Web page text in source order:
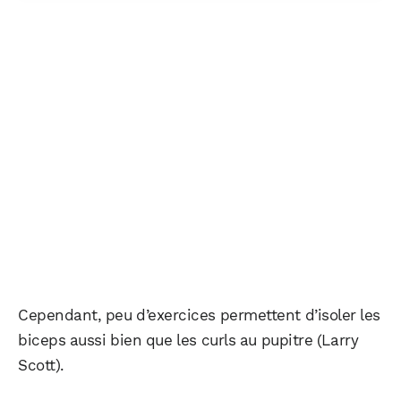
Cependant, peu d’exercices permettent d’isoler les
biceps aussi bien que les curls au pupitre (Larry
Scott).